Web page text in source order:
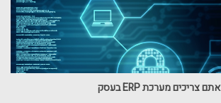
אתם צריכים מערכת ERP בעסק